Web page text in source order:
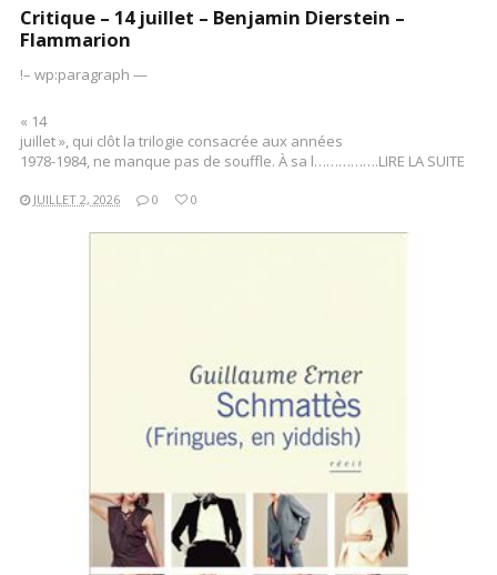
Critique – 14 juillet – Benjamin Dierstein –
Flammarion
!– wp:paragraph —
« 14
juillet », qui clôt la trilogie consacrée aux années
1978-1984, ne manque pas de souffle. À sa l…………….LIRE LA SUITE
JUILLET 2, 2026 0 0